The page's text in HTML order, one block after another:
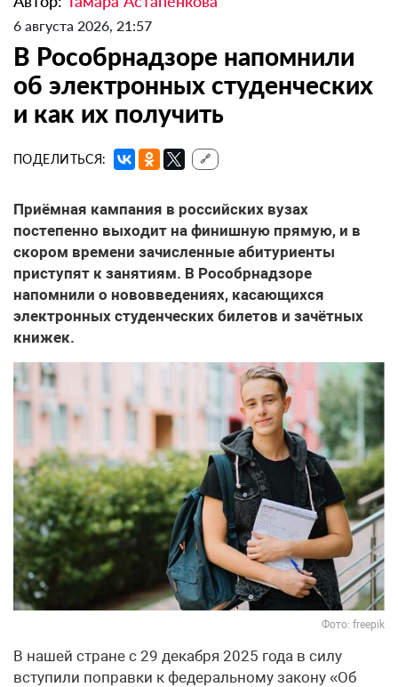
6 августа 2026, 21:57
В Рособрнадзоре напомнили
об электронных студенческих
и как их получить
ПОДЕЛИТЬСЯ: 🔗
Приёмная кампания в российских вузах
постепенно выходит на финишную прямую, и в
скором времени зачисленные абитуриенты
приступят к занятиям. В Рособрнадзоре
напомнили о нововведениях, касающихся
электронных студенческих билетов и зачётных
книжек.
Фото: freepik
В нашей стране с 29 декабря 2025 года в силу
вступили поправки к федеральному закону «Об